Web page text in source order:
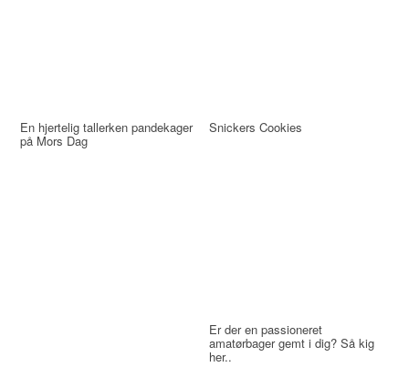
En hjertelig tallerken pandekager
på Mors Dag
Snickers Cookies
Er der en passioneret
amatørbager gemt i dig? Så kig
her..